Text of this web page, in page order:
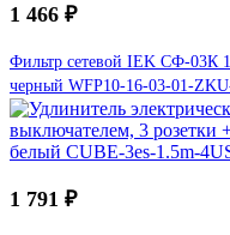
1 466 ₽
Фильтр сетевой IEK СФ-03К
черный WFP10-16-03-01-
1 791 ₽